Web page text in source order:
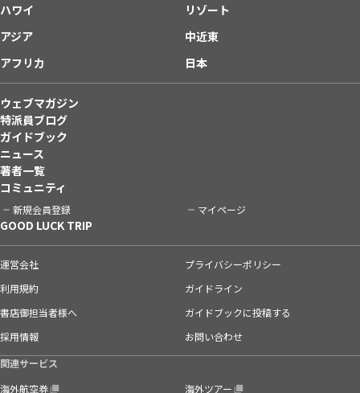
ハワイ
リゾート
アジア
中近東
アフリカ
日本
ウェブマガジン
特派員ブログ
ガイドブック
ニュース
著者一覧
コミュニティ
新規会員登録 マイページ
GOOD LUCK TRIP
運営会社
プライバシーポリシー
利用規約
ガイドライン
書店御担当者様へ
ガイドブックに投稿する
採用情報
お問い合わせ
関連サービス
海外航空券
海外ツアー